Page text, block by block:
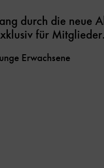
durch die neue
für Mitglieder.
Erwachsene